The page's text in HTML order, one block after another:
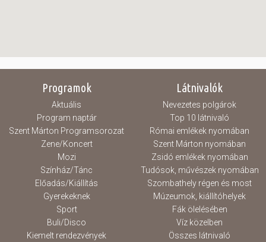
Programok
Aktuális
Program naptár
Szent Márton Programsorozat
Zene/Koncert
Mozi
Színház/Tánc
Előadás/Kiállítás
Gyerekeknek
Sport
Buli/Disco
Kiemelt rendezvények
Látnivalók
Nevezetes polgárok
Top 10 látnivaló
Római emlékek nyomában
Szent Márton nyomában
Zsidó emlékek nyomában
Tudósok, művészek nyomában
Szombathely régen és most
Múzeumok, kiállítóhelyek
Fák ölelésében
Víz közelben
Összes látnivaló